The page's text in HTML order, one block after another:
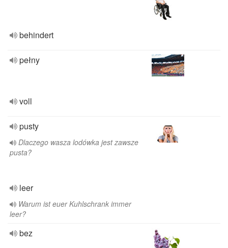
behindert
pełny
voll
pusty
Dlaczego wasza lodówka jest zawsze
pusta?
leer
Warum ist euer Kuhlschrank immer
leer?
bez